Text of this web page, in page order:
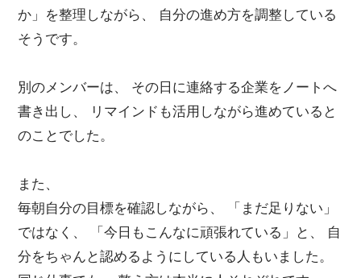
か」を整理しながら、 自分の進め方を調整している
そうです。
別のメンバーは、 その日に連絡する企業をノートへ
書き出し、 リマインドも活用しながら進めていると
のことでした。
また、
毎朝自分の目標を確認しながら、 「まだ足りない」
ではなく、 「今日もこんなに頑張れている」と、 自
分をちゃんと認めるようにしている人もいました。